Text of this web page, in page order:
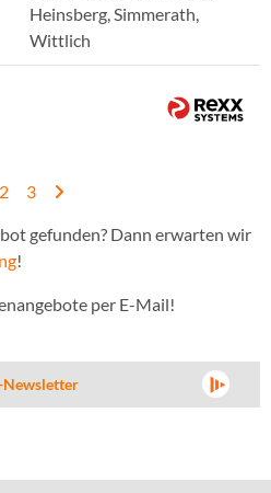
Heinsberg, Simmerath,
Wittlich
2 3
gefunden? Dann erwarten wir
!
per E-Mail!
Newsletter